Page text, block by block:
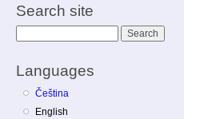
Search site
Languages
Čeština
English